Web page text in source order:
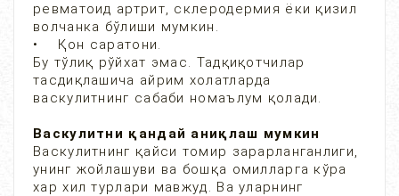
ревматоид артрит, склеродермия ёки қизил
волчанка бўлиши мумкин.
• Қон саратони.
Бу тўлиқ рўйхат эмас. Тадқиқотчилар
тасдиқлашича айрим холатларда
васкулитнинг сабаби номаълум қолади.
Васкулитни қандай аниқлаш мумкин
Васкулитнинг қайси томир зарарланганлиги,
унинг жойлашуви ва бошқа омилларга кўра
хар хил турлари мавжуд. Ва уларнинг